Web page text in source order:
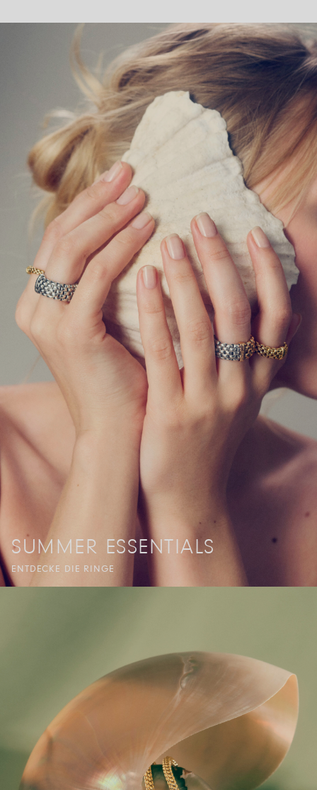
SUMMER ESSENTIALS
ENTDECKE DIE RINGE